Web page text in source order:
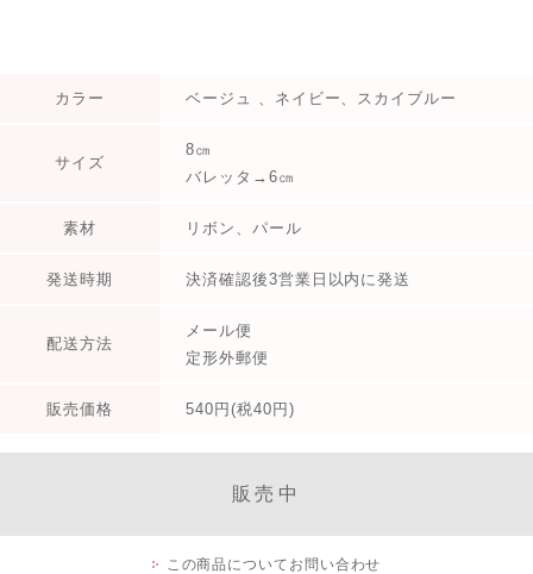
カラー ベージュ 、ネイビー、スカイブルー
サイズ
8㎝
バレッタ→6㎝
素材 リボン、パール
発送時期 決済確認後3営業日以内に発送
配送方法
メール便
定形外郵便
販売価格 540円(税40円)
販売中
この商品についてお問い合わせ